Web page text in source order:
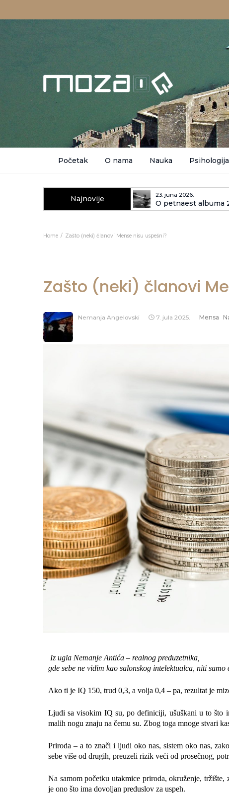
Početak O nama Nauka Psihologija
Najnovije 23. juna 2026.
O petnaest albuma
kasnije)
Home Zašto (neki) članovi Mense nisu uspešni?
Zašto (neki) članovi
Nemanja Angelovski 7. jula 2025. Mensa
Iz ugla Nemanje Antića – realnog preduzetnika,
gde sebe ne vidim kao salonskog intelektualca, niti samo
Ako ti je IQ 150, trud 0,3, a volja 0,4 – pa, rezultat je
Ljudi sa visokim IQ su, po definiciji, ušuškani u to što
malih nogu znaju na čemu su. Zbog toga mnoge stvari
Priroda – a to znači i ljudi oko nas, sistem oko nas,
sebe više od drugih, preuzeli rizik veći od prosečnog,
Na samom početku utakmice priroda, okruženje,
je ono što ima dovoljan preduslov za uspeh.